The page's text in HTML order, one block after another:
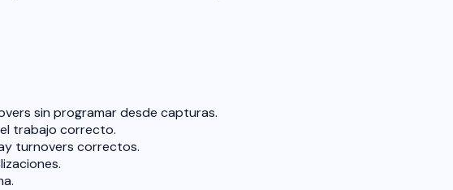
sin programar desde capturas.
trabajo correcto.
turnovers correctos.